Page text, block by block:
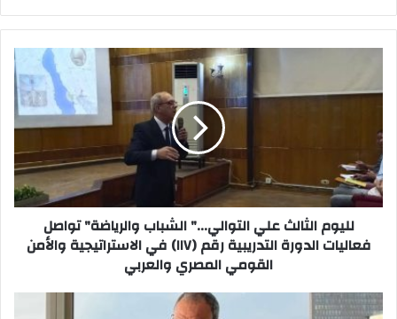
علي
الشباب
والرياضة"
تواصل
فعاليات
الدورة
التدريبية
رقم
الاستراتيجية
لليوم الثالث علي التوالي..." الشباب والرياضة" تواصل
فعاليات الدورة التدريبية رقم (١١٧) في الاستراتيجية والأمن
القومي المصري والعربي
وزير